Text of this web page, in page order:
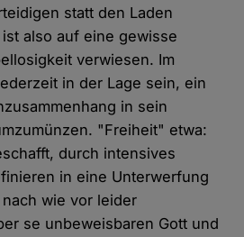
statt den Laden
also auf eine gewisse
verwiesen. Im
in der Lage sein, ein
in sein
"Freiheit" etwa:
durch intensives
in eine Unterwerfung
wie vor leider
se unbeweisbaren Gott und